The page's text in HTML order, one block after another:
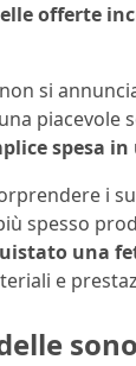
offerte
si
spesa
i
spesso
una
e